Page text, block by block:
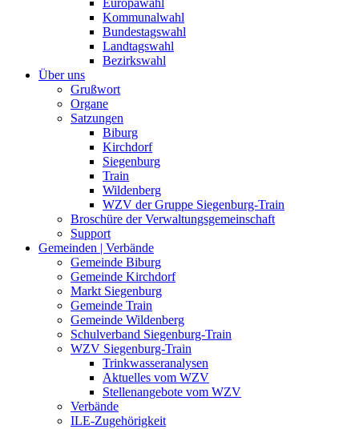
Europawahl
Kommunalwahl
Bundestagswahl
Landtagswahl
Bezirkswahl
Über uns
Grußwort
Organe
Satzungen
Biburg
Kirchdorf
Siegenburg
Train
Wildenberg
WZV der Gruppe Siegenburg-Train
Broschüre der Verwaltungsgemeinschaft
Support
Gemeinden | Verbände
Gemeinde Biburg
Gemeinde Kirchdorf
Markt Siegenburg
Gemeinde Train
Gemeinde Wildenberg
Schulverband Siegenburg-Train
WZV Siegenburg-Train
Trinkwasseranalysen
Aktuelles vom WZV
Stellenangebote vom WZV
Verbände
ILE-Zugehörigkeit